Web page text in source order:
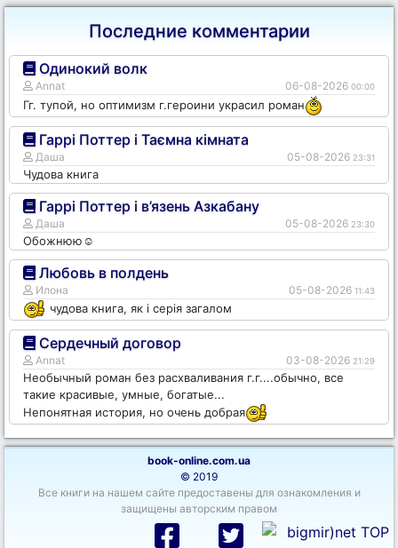
Последние комментарии
Одинокий волк
Annat 06-08-2026 00:00
Гг. тупой, но оптимизм г.героини украсил роман
Гаррі Поттер і Таємна кімната
Даша 05-08-2026 23:31
Чудова книга
Гаррі Поттер і в’язень Азкабану
Даша 05-08-2026 23:30
Обожнюю☺️
Любовь в полдень
Илона 05-08-2026 11:43
чудова книга, як і серія загалом
Сердечный договор
Annat 03-08-2026 21:29
Необычный роман без расхваливания г.г....обычно, все
такие красивые, умные, богатые...
Непонятная история, но очень добрая
book-online.com.ua
© 2019
Все книги на нашем сайте предоставены для ознакомления и
защищены авторским правом